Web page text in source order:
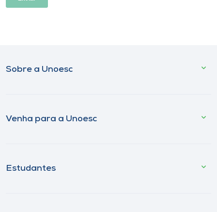
Sobre a Unoesc
Venha para a Unoesc
Estudantes